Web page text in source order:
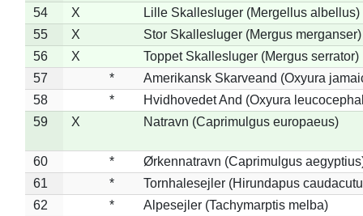
54
X
Lille Skallesluger (Mergellus albellus)
55
X
Stor Skallesluger (Mergus merganser)
56
X
Toppet Skallesluger (Mergus serrator)
57
*
Amerikansk Skarveand (Oxyura
58
*
Hvidhovedet And (Oxyura
59
X Natravn (Caprimulgus europaeus)
60 *
Ørkennatravn (Caprimulgus
61
*
Tornhalesejler (Hirundapus
62
*
Alpesejler (Tachymarptis melba)